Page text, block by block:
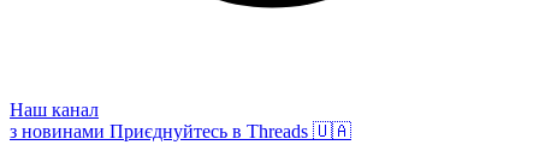
Наш канал
з новинами Приєднуйтесь в Threads 🇺🇦